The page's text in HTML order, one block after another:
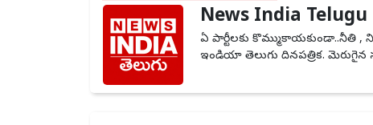
News India Telugu
ఏ పార్టీలకు కొమ్ముకాయకుండా..నీతి ,
ఇండియా తెలుగు దినపత్రిక.